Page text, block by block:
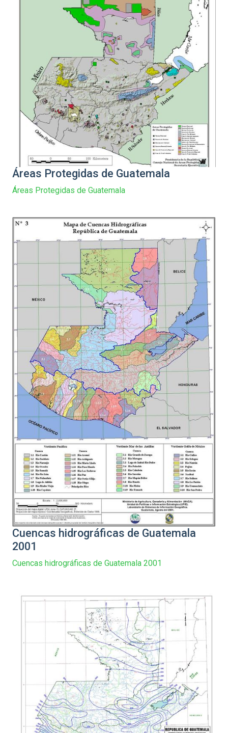
Áreas Protegidas de Guatemala
Áreas Protegidas de Guatemala
Cuencas hidrográficas de Guatemala
2001
Cuencas hidrográficas de Guatemala 2001